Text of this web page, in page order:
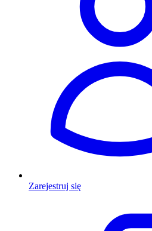
Zarejestruj się